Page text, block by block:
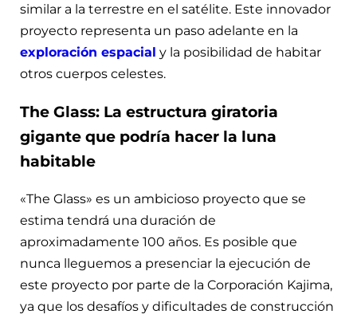
similar a la terrestre en el satélite. Este innovador
proyecto representa un paso adelante en la
exploración espacial y la posibilidad de habitar
otros cuerpos celestes.
The Glass: La estructura giratoria
gigante que podría hacer la luna
habitable
«The Glass» es un ambicioso proyecto que se
estima tendrá una duración de
aproximadamente 100 años. Es posible que
nunca lleguemos a presenciar la ejecución de
este proyecto por parte de la Corporación Kajima,
ya que los desafíos y dificultades de construcción